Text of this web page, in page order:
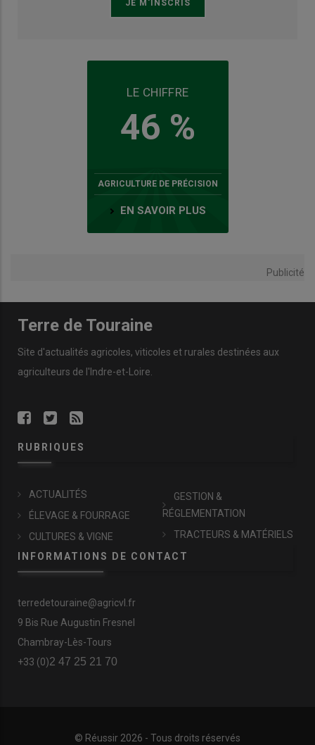
LE CHIFFRE
46 %
AGRICULTURE DE PRÉCISION
EN SAVOIR PLUS
Publicité
Terre de Touraine
Site d'actualités agricoles, viticoles et rurales destinées aux
agriculteurs de l'Indre-et-Loire.
RUBRIQUES
ACTUALITÉS
ÉLEVAGE & FOURRAGE
CULTURES & VIGNE
GESTION &
RÉGLEMENTATION
TRACTEURS & MATÉRIELS
INFORMATIONS DE CONTACT
terredetouraine@agricvl.fr
9 Bis Rue Augustin Fresnel
Chambray-Lès-Tours
+33 (0)2 47 25 21 70
© Réussir 2026 - Tous droits réservés